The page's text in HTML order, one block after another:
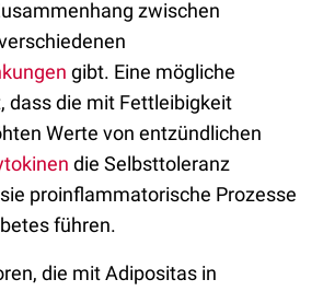
zwischen
gibt. Eine mögliche
dass die mit Fettleibigkeit
Werte von entzündlichen
die Selbsttoleranz
proinflammatorische Prozesse
führen.
die mit Adipositas in